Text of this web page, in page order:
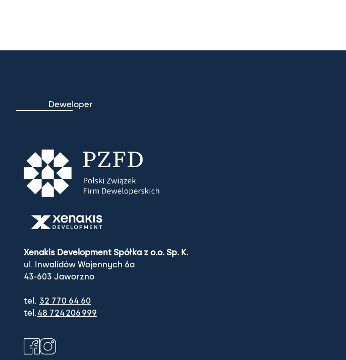
Deweloper
Xenakis Development Spółka z o.o. Sp. K.
ul. Inwalidów Wojennych 6a
43-603 Jaworzno
tel. 32 770 64 60
tel.48 724 206 999